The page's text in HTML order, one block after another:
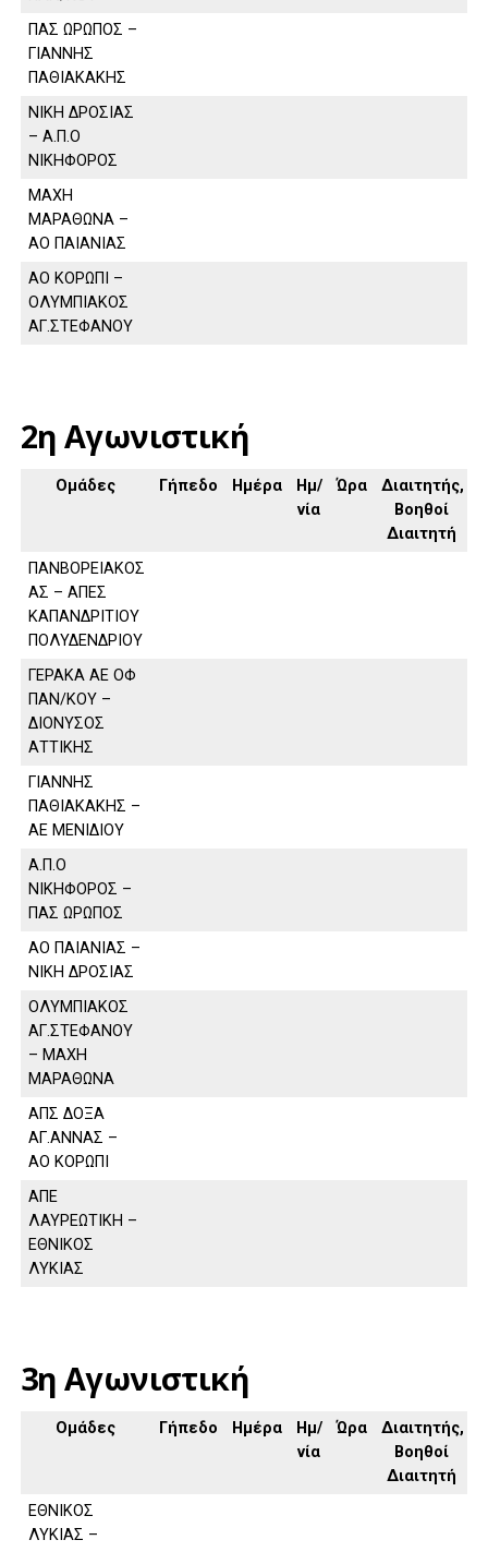
ΠΑΣ ΩΡΩΠΟΣ –
ΓΙΑΝΝΗΣ
ΠΑΘΙΑΚΑΚΗΣ
ΝΙΚΗ ΔΡΟΣΙΑΣ
– Α.Π.Ο
ΝΙΚΗΦΟΡΟΣ
ΜΑΧΗ
ΜΑΡΑΘΩΝΑ –
ΑΟ ΠΑΙΑΝΙΑΣ
ΑΟ ΚΟΡΩΠΙ –
ΟΛΥΜΠΙΑΚΟΣ
ΑΓ.ΣΤΕΦΑΝΟΥ
2η Αγωνιστική
Ομάδες Γήπεδο Ημέρα
Ημ/
νία
Ώρα
Διαιτητής,
Βοηθοί
Διαιτητή
ΠΑΝΒΟΡΕΙΑΚΟΣ
ΑΣ – ΑΠΕΣ
ΚΑΠΑΝΔΡΙΤΙΟΥ
ΠΟΛΥΔΕΝΔΡΙΟΥ
ΓΕΡΑΚΑ ΑΕ ΟΦ
ΠΑΝ/ΚΟΥ –
ΔΙΟΝΥΣΟΣ
ΑΤΤΙΚΗΣ
ΓΙΑΝΝΗΣ
ΠΑΘΙΑΚΑΚΗΣ –
ΑΕ ΜΕΝΙΔΙΟΥ
Α.Π.Ο
ΝΙΚΗΦΟΡΟΣ –
ΠΑΣ ΩΡΩΠΟΣ
ΑΟ ΠΑΙΑΝΙΑΣ –
ΝΙΚΗ ΔΡΟΣΙΑΣ
ΟΛΥΜΠΙΑΚΟΣ
ΑΓ.ΣΤΕΦΑΝΟΥ
– ΜΑΧΗ
ΜΑΡΑΘΩΝΑ
ΑΠΣ ΔΟΞΑ
ΑΓ.ΑΝΝΑΣ –
ΑΟ ΚΟΡΩΠΙ
ΑΠΕ
ΛΑΥΡΕΩΤΙΚΗ –
ΕΘΝΙΚΟΣ
ΛΥΚΙΑΣ
3η Αγωνιστική
Ομάδες Γήπεδο Ημέρα
Ημ/
νία
Ώρα
Διαιτητής,
Βοηθοί
Διαιτητή
ΕΘΝΙΚΟΣ
ΛΥΚΙΑΣ –